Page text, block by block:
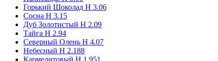
Горький Шоколад Н 3.06
Сосна Н 3.15
Дуб Золотистый Н 2.09
Тайга Н 2.94
Северный Олень Н 4.07
Небесный Н 2.188